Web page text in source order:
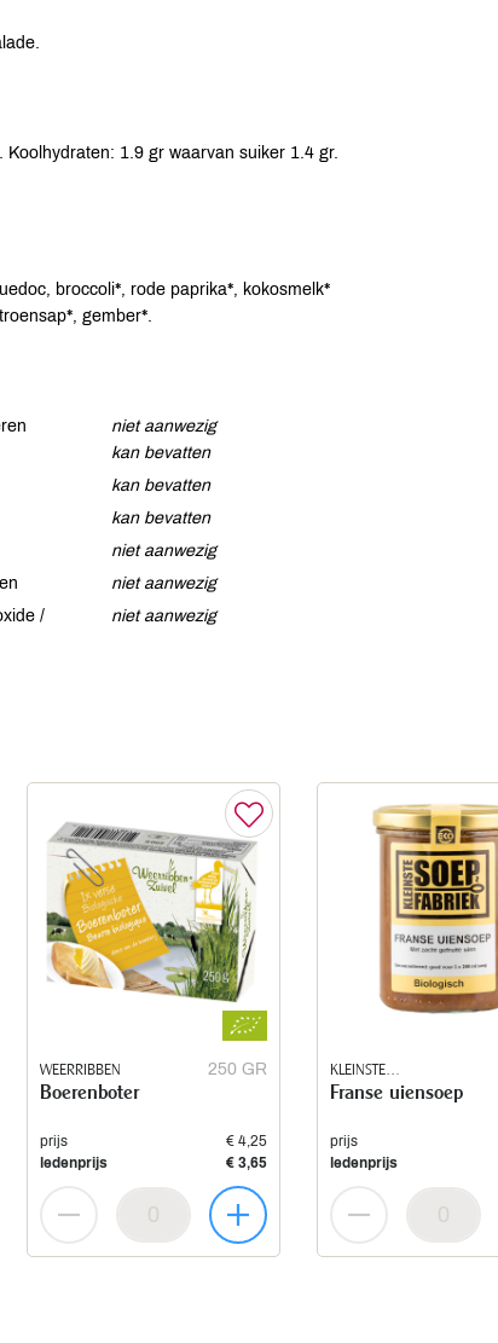
1.9 gr waarvan suiker 1.4 gr.
broccoli*, rode paprika*, kokosmelk*
gember*.
niet aanwezig
kan bevatten
kan bevatten
kan bevatten
niet aanwezig
niet aanwezig
/
niet aanwezig
WEERRIBBEN 250 GR
Boerenboter
prijs
€ 4,25
ledenprijs
€ 3,65
KLEINSTE
SOEPFABRIEK
Franse uiensoep
prijs
ledenprijs